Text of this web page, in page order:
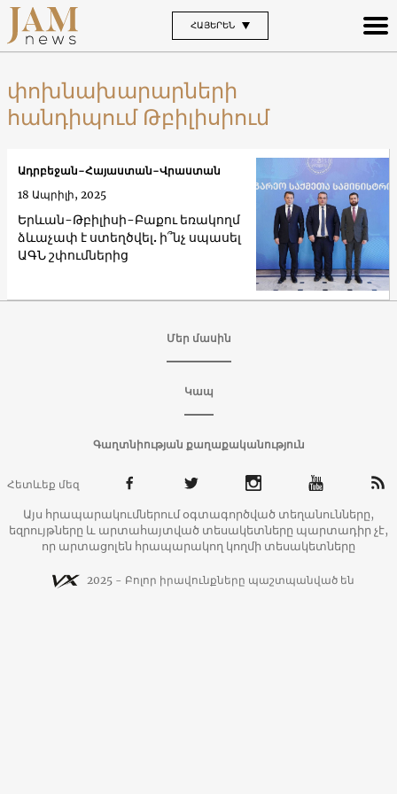
ՀԱՅԵՐԵՆ
փոխնախարարների
հանդիպում Թբիլիսիում
Երևան-Թբիլիսի-Բաքու եռակողմ
ձևաչափ է ստեղծվել. ի՞նչ սպասել
ԱԳՆ շփումներից
Ադրբեջան-Հայաստան-Վրաստան
18 Ապրիլի, 2025
Մեր մասին
Կապ
Գաղտնիության քաղաքականություն
Հետևեք մեզ
Այս հրապարակումներում օգտագործված տեղանունները,
եզրույթները և արտահայտված տեսակետները պարտադիր չէ,
որ արտացոլեն հրապարակող կողմի տեսակետները
2025 - Բոլոր իրավունքները պաշտպանված են